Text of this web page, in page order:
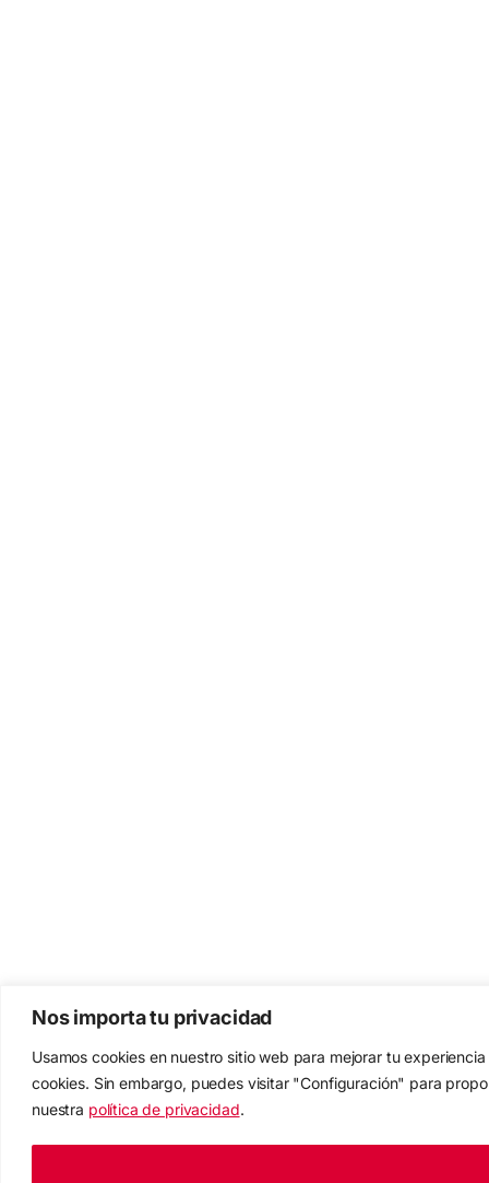
Nos importa tu privacidad
Usamos cookies en nuestro sitio web para mejorar tu
cookies. Sin embargo, puedes visitar "Configuración" para
nuestra política de privacidad.